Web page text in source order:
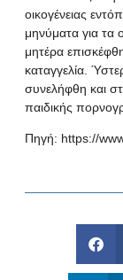
οικογένειας
μηνύματα για τα
μητέρα
καταγγελία.
συνελήφθη και
παιδικής
Πηγή: https://